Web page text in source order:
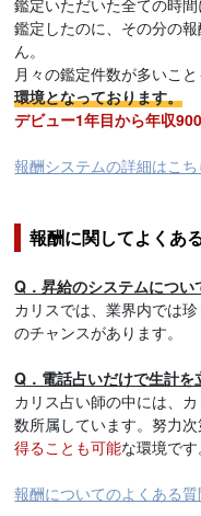
鑑定いただいた全ての時
鑑定したのに、その分の
ん。
月々の鑑定件数が多いこ
環境となっております。
デビュー1年目から年収
報酬システムの詳細はこち
報酬に関してよくあ
Q．昇給のシステムについ
カリスでは、業界内では
のチャンスがあります。
Q．電話占いだけで生計を
カリス占い師の中には、
数所属しています。努力
得ることも可能な環境です
報酬についてのよくある